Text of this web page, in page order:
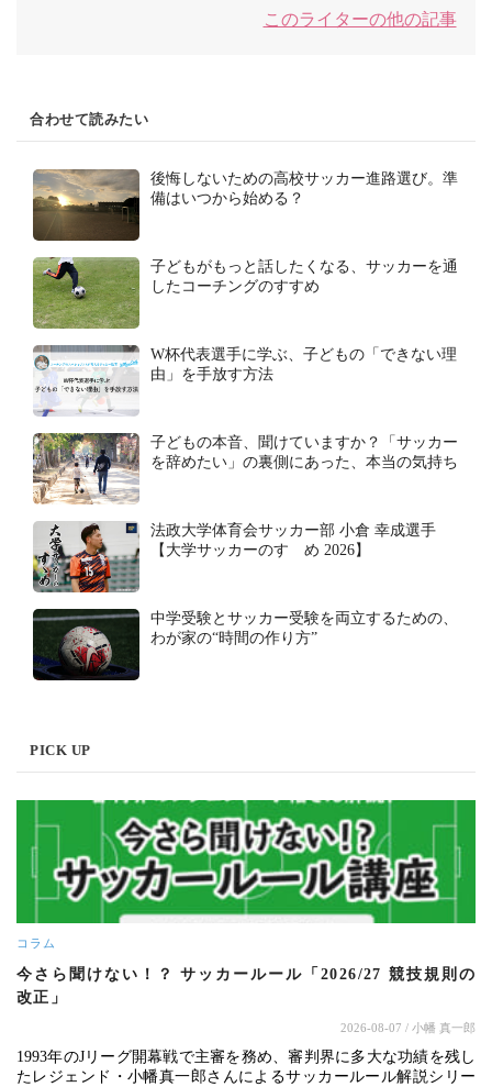
このライターの他の記事
合わせて読みたい
後悔しないための高校サッカー進路選び。準
備はいつから始める？
子どもがもっと話したくなる、サッカーを通
したコーチングのすすめ
W杯代表選手に学ぶ、子どもの「できない理
由」を手放す方法
子どもの本音、聞けていますか？「サッカー
を辞めたい」の裏側にあった、本当の気持ち
法政大学体育会サッカー部 小倉 幸成選手
【大学サッカーのすゝめ 2026】
中学受験とサッカー受験を両立するための、
わが家の“時間の作り方”
PICK UP
コラム
今さら聞けない！？ サッカールール「2026/27 競技規則の
改正」
2026-08-07 / 小幡 真一郎
1993年のJリーグ開幕戦で主審を務め、審判界に多大な功績を残し
たレジェンド・小幡真一郎さんによるサッカールール解説シリー